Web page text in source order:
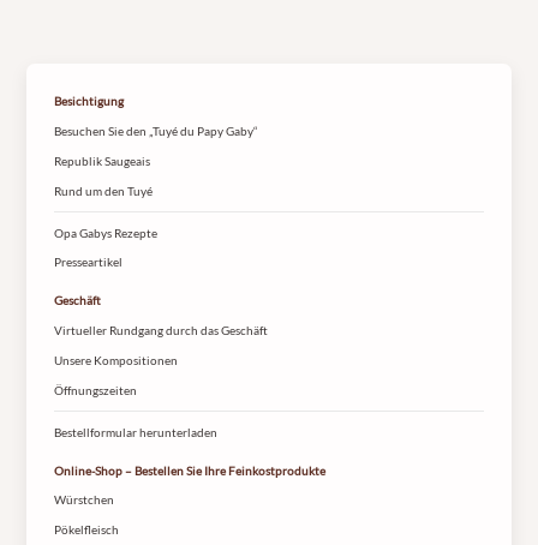
Besichtigung
Besuchen Sie den „Tuyé du Papy Gaby“
Republik Saugeais
Rund um den Tuyé
Opa Gabys Rezepte
Presseartikel
Geschäft
Virtueller Rundgang durch das Geschäft
Unsere Kompositionen
Öffnungszeiten
Bestellformular herunterladen
Online-Shop – Bestellen Sie Ihre Feinkostprodukte
Würstchen
Pökelfleisch